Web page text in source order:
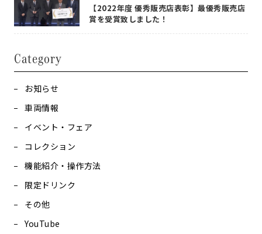
【2022年度 優秀販売店表彰】最優秀販売店
賞を受賞致しました！
Category
お知らせ
車両情報
イベント・フェア
コレクション
機能紹介・操作方法
限定ドリンク
その他
YouTube